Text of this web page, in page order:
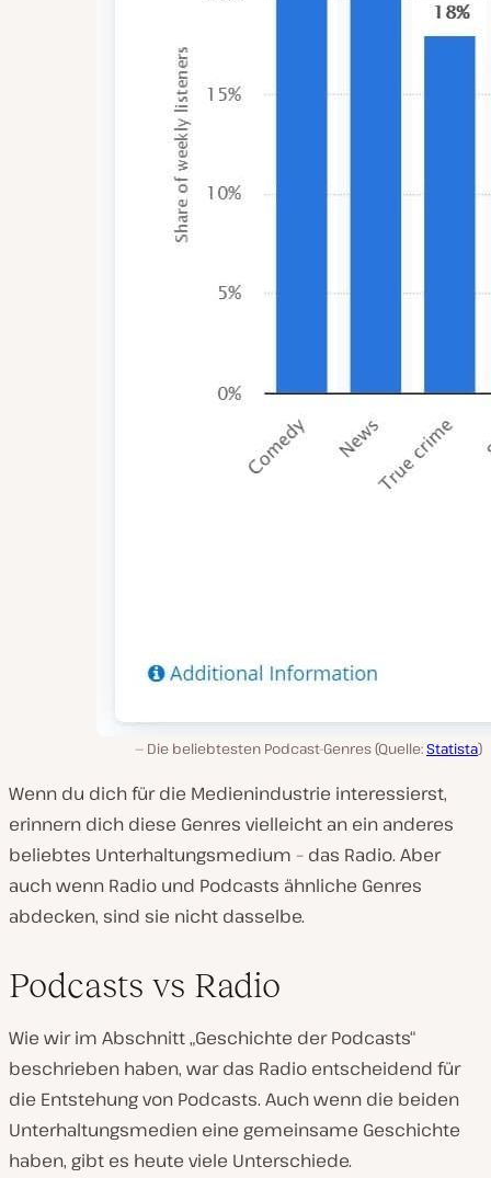
Die beliebtesten Podcast-Genres (Quelle:Statista)
Wenn du dich für die Medienindustrie interessierst,
erinnern dich diese Genres vielleicht an ein anderes
beliebtes Unterhaltungsmedium – das Radio. Aber
auch wenn Radio und Podcasts ähnliche Genres
abdecken, sind sie nicht dasselbe.
Podcasts vs Radio
Wie wir im Abschnitt „Geschichte der Podcasts“
beschrieben haben, war das Radio entscheidend für
die Entstehung von Podcasts. Auch wenn die beiden
Unterhaltungsmedien eine gemeinsame Geschichte
haben, gibt es heute viele Unterschiede.